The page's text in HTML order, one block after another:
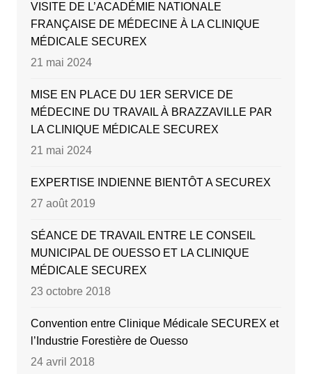
VISITE DE L’ACADÉMIE NATIONALE
FRANÇAISE DE MÉDECINE À LA CLINIQUE
MÉDICALE SECUREX
21 mai 2024
MISE EN PLACE DU 1ER SERVICE DE
MÉDECINE DU TRAVAIL À BRAZZAVILLE PAR
LA CLINIQUE MÉDICALE SECUREX
21 mai 2024
EXPERTISE INDIENNE BIENTÔT A SECUREX
27 août 2019
SÉANCE DE TRAVAIL ENTRE LE CONSEIL
MUNICIPAL DE OUESSO ET LA CLINIQUE
MÉDICALE SECUREX
23 octobre 2018
Convention entre Clinique Médicale SECUREX et
l’Industrie Forestière de Ouesso
24 avril 2018